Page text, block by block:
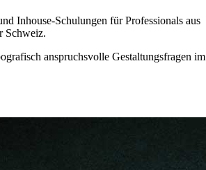
Inhouse-Schulungen für Professionals aus
Schweiz.
anspruchsvolle Gestaltungsfragen im